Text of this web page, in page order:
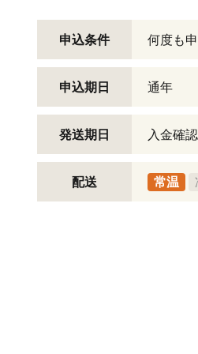
申込条件 何度も
申込期日 通年
発送期日 入金確
配送 常温